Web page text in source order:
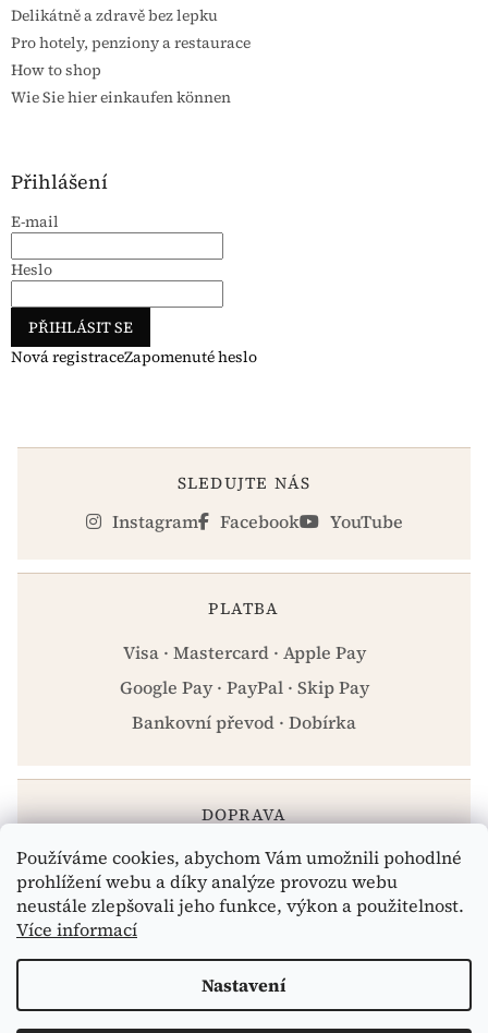
Používáme cookies, abychom Vám umožnili pohodlné
prohlížení webu a díky analýze provozu webu
neustále zlepšovali jeho funkce, výkon a použitelnost.
Více informací
Nastavení
Delikátně a zdravě bez lepku
Pro hotely, penziony a restaurace
How to shop
Wie Sie hier einkaufen können
Přihlášení
E-mail
Heslo
PŘIHLÁSIT SE
Nová registraceZapomenuté heslo
SLEDUJTE NÁS
Instagram Facebook YouTube
PLATBA
Visa · Mastercard · Apple Pay
Google Pay · PayPal · Skip Pay
Bankovní převod · Dobírka
DOPRAVA
Zásilkovna · PPL · Osobní odběr Praha